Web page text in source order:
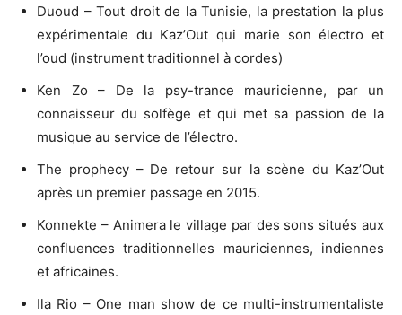
Duoud – Tout droit de la Tunisie, la prestation la plus
expérimentale du Kaz’Out qui marie son électro et
l’oud (instrument traditionnel à cordes)
Ken Zo – De la psy-trance mauricienne, par un
connaisseur du solfège et qui met sa passion de la
musique au service de l’électro.
The prophecy – De retour sur la scène du Kaz’Out
après un premier passage en 2015.
Konnekte – Animera le village par des sons situés aux
confluences traditionnelles mauriciennes, indiennes
et africaines.
Ila Rio – One man show de ce multi-instrumentaliste